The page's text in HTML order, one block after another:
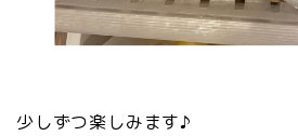
少しずつ楽しみます♪